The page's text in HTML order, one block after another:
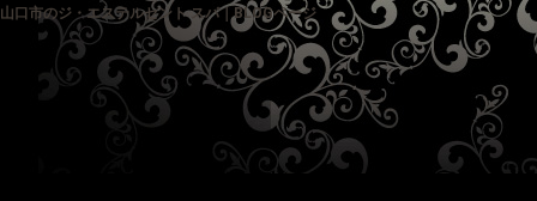
山口市のジ・エステルセント スパ｜BLOGページ